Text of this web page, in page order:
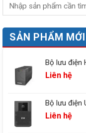
SẢN PHẨM MỚI
Bộ lưu điện
Liên hệ
Bộ lưu điện
Liên hệ